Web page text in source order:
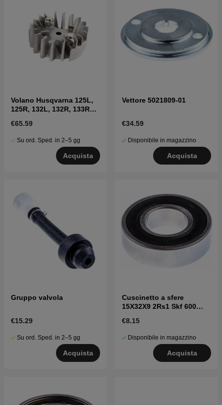
Volano Husqvarna 125L,
125R, 132L, 132R, 133R
€65.59
Su ord. Sped. in 2–5 gg
Acquista
Vettore 5021809-01
€34.59
Disponibile in magazzino
Acquista
Gruppo valvola
€15.29
Su ord. Sped. in 2–5 gg
Acquista
Cuscinetto a sfere
15X32X9 2Rs1 Skf 600
€8.15
Disponibile in magazzino
Acquista